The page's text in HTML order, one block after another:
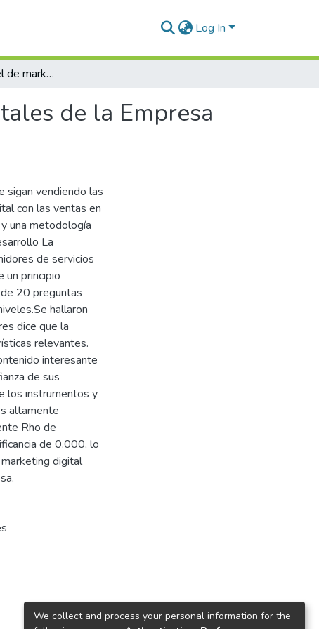
Log In
Influencia del nivel de marketing en las ventas digitales de la Empresa Computactus Juliaca 2024
de la Empresa
sigan vendiendo las
con las ventas en
una metodología
La
de servicios
un principio
20 preguntas
hallaron
dice que la
relevantes.
interesante
de sus
los instrumentos y
altamente
Rho de
de 0.000, lo
digital
We collect and process your personal information for the